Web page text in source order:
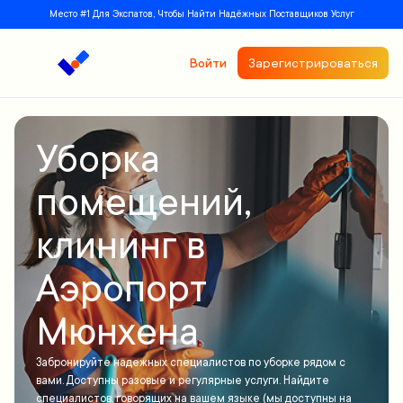
Место #1 Для Экспатов, Чтобы Найти Надёжных Поставщиков Услуг
Войти Зарегистрироваться
Уборка
помещений,
клининг в
Аэропорт
Мюнхена
Забронируйте надежных специалистов по уборке рядом с
вами. Доступны разовые и регулярные услуги. Найдите
специалистов, говорящих на вашем языке (мы доступны на